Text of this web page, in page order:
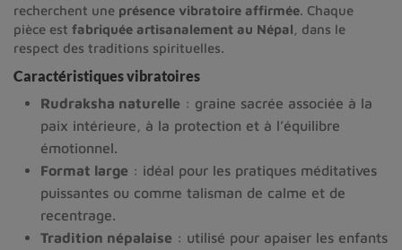
recherchent une présence vibratoire affirmée. Chaque
pièce est fabriquée artisanalement au Népal , dans le
respect des traditions spirituelles.
Caractéristiques vibratoires
Rudraksha naturelle : graine sacrée associée à la
paix intérieure, à la protection et à l’équilibre
émotionnel.
Format large : idéal pour les pratiques méditatives
puissantes ou comme talisman de calme et de
recentrage.
Tradition népalaise : utilisé pour apaiser les enfants